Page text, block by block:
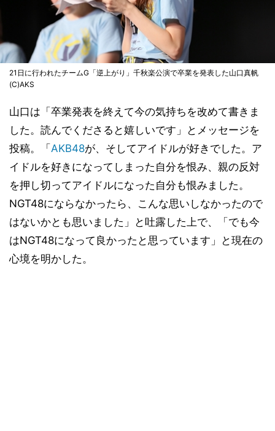
21日に行われたチームG「逆上がり」千秋楽公演で卒業を発表した山口真帆
(C)AKS
山口は「卒業発表を終えて今の気持ちを改めて書きま
した。読んでくださると嬉しいです」とメッセージを
投稿。「AKB48が、そしてアイドルが好きでした。ア
イドルを好きになってしまった自分を恨み、親の反対
を押し切ってアイドルになった自分も恨みました。
NGT48にならなかったら、こんな思いしなかったので
はないかとも思いました」と吐露した上で、「でも今
はNGT48になって良かったと思っています」と現在の
心境を明かした。